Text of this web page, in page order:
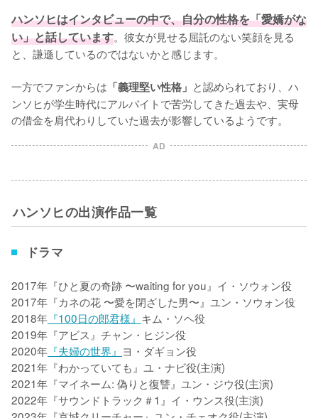
ハンソヒはインタビューの中で、自分の性格を「愛嬌がな
い」と話しています。彼女が見せる屈託のない笑顔を見る
と、謙遜しているのではないかと感じます。
一方でファンからは 「義理堅い性格」 と認められており、ハ
ンソヒが学生時代にアルバイトで苦労してきた過去や、実母
の借金を肩代わりしていた過去が影響しているようです。
AD
ハンソヒの出演作品一覧
ドラマ
2017年『ひと夏の奇跡 〜waiting for you』イ・ソウォン役
2017年『カネの花 〜愛を閉ざした男〜』ユン・ソウォン役
2018年 『100日の郎君様』 キム・ソヘ役
2019年『アビス』チャン・ヒジン役
2020年 『夫婦の世界』 ヨ・ダギョン役
2021年『わかっていても』ユ・ナビ役(主演)
2021年『マイネーム: 偽りと復讐』ユン・ジウ役(主演)
2022年『サウンドトラック＃1』イ・ウンス役(主演)